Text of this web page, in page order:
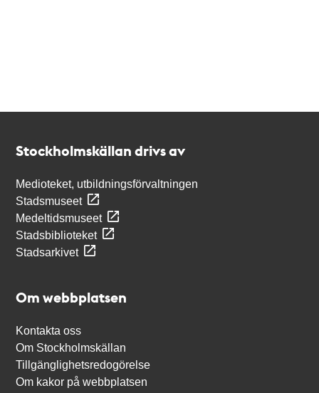
Stockholmskällan drivs av
Medioteket, utbildningsförvaltningen
Stadsmuseet
Medeltidsmuseet
Stadsbiblioteket
Stadsarkivet
Om webbplatsen
Kontakta oss
Om Stockholmskällan
Tillgänglighetsredogörelse
Om kakor på webbplatsen